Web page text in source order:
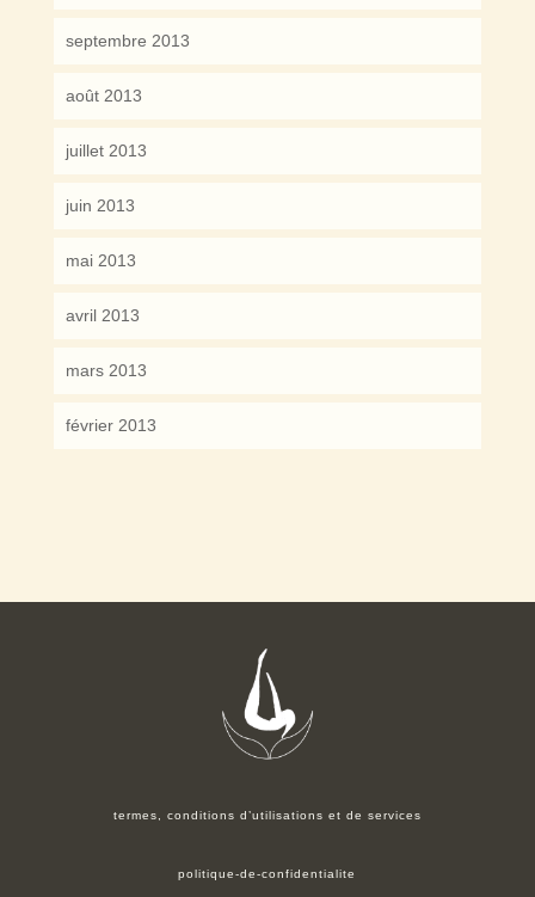
septembre 2013
août 2013
juillet 2013
juin 2013
mai 2013
avril 2013
mars 2013
février 2013
termes, conditions d’utilisations et de services
politique-de-confidentialite